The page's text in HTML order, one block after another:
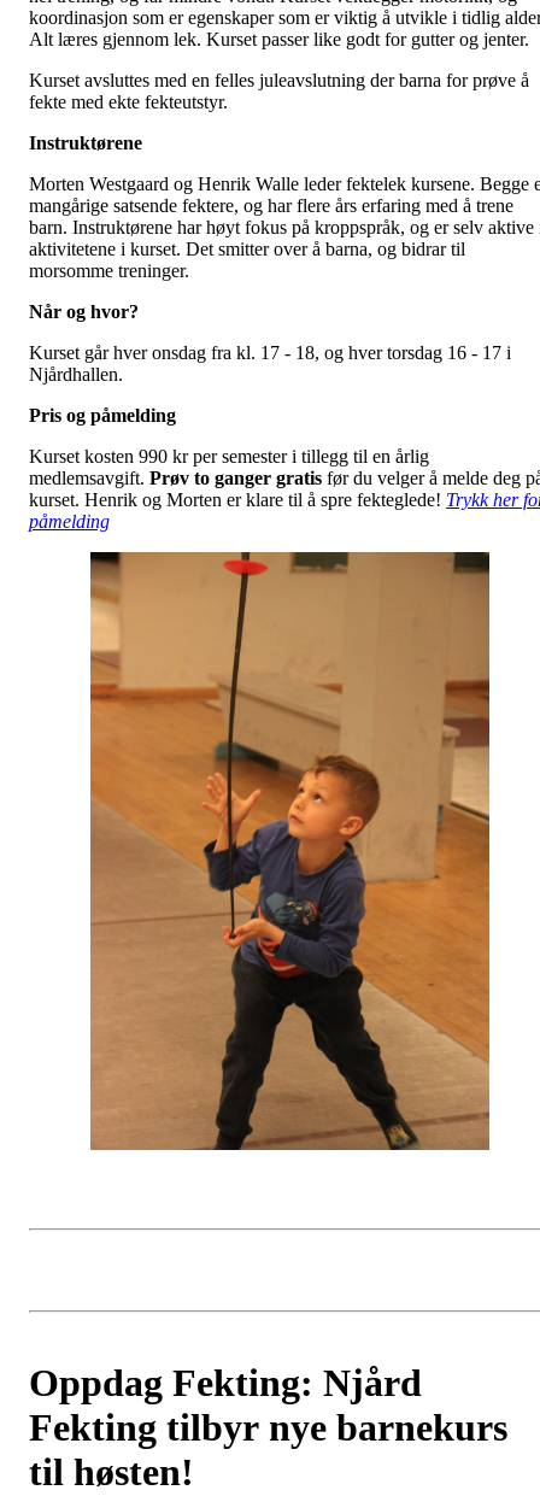
koordinasjon som er egenskaper som er viktig å utvikle i tidlig
Alt læres gjennom lek. Kurset passer like godt for gutter og jenter.
Kurset avsluttes med en felles juleavslutning der barna for prøve å
fekte med ekte fekteutstyr.
Instruktørene
Morten Westgaard og Henrik Walle leder fektelek kursene. Begge
mangårige satsende fektere, og har flere års erfaring med å trene
barn. Instruktørene har høyt fokus på kroppspråk, og er selv aktive
aktivitetene i kurset. Det smitter over å barna, og bidrar til
morsomme treninger.
Når og hvor?
Kurset går hver onsdag fra kl. 17 - 18, og hver torsdag 16 - 17 i
Njårdhallen.
Pris og påmelding
Kurset kosten 990 kr per semester i tillegg til en årlig
medlemsavgift. Prøv to ganger gratis før du velger å melde deg
kurset. Henrik og Morten er klare til å spre fekteglede! Trykk her
påmelding
Oppdag Fekting: Njård
Fekting tilbyr nye barnekurs
til høsten!